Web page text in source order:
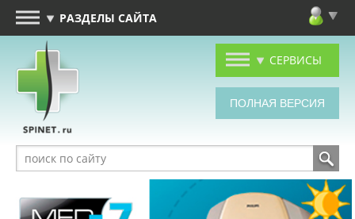
РАЗДЕЛЫ САЙТА
СЕРВИСЫ